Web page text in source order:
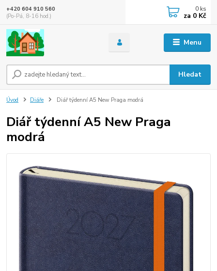
Menu
Hledat
+420 604 910 560
(Po-Pá, 8-16 hod.)
0 ks
za 0 Kč
Úvod Diáře Diář týdenní A5 New Praga modrá
Diář týdenní A5 New Praga
modrá